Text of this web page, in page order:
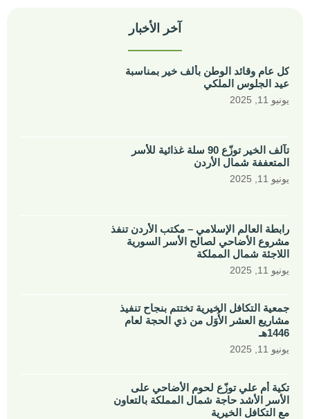
آخر الأخبار
كل عام وقائد الوطن بألف خير بمناسبة
عيد الجلوس الملكي
يونيو 11, 2025
تآلف الخير توزّع 90 سلة غذائية للأسر
المتعففة شمال الأردن
يونيو 11, 2025
رابطة العالم الإسلامي – مكتب الأردن تنفذ
مشروع الأضاحي لصالح الأسر السورية
اللاجئة شمال المملكة
يونيو 11, 2025
جمعية التكافل الخيرية تختتم بنجاح تنفيذ
مشاريع العشر الأُوَل من ذي الحجة لعام
1446هـ
يونيو 11, 2025
تكية أم علي توزّع لحوم الأضاحي على
الأسر الأشد حاجة شمال المملكة بالتعاون
مع التكافل الخيرية